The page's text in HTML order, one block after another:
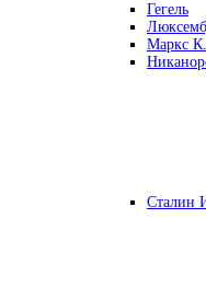
Гегель
Маркс К.
Сталин